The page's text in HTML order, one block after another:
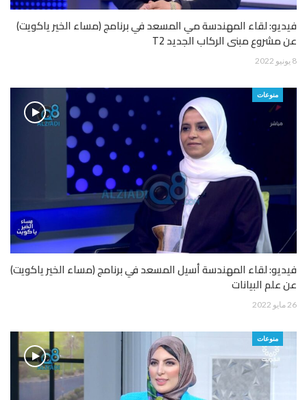
فيديو: لقاء المهندسة مي المسعد في برنامج (مساء الخير ياكويت)
عن مشروع مبنى الركاب الجديد T2
8 يونيو 2022
منوعات
فيديو: لقاء المهندسة أسيل المسعد في برنامج (مساء الخير ياكويت)
عن علم البيانات
26 مايو 2022
منوعات